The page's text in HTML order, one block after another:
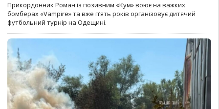
Прикордонник Роман із позивним «Кум» воює на важких
бомберах «Vampire» та вже п’ять років організовує дитячий
футбольний турнір на Одещині.